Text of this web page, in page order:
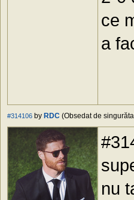
ce
a
#314106 by RDC (Obsedat de
nu